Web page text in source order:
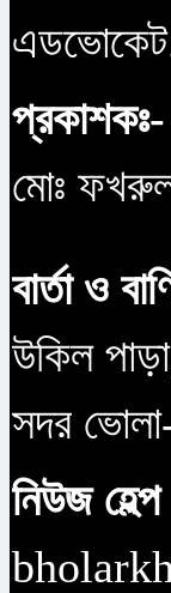
প্রকাশকঃ-
মোঃ
বার্তা ও
উকিল
সদর
নিউজ